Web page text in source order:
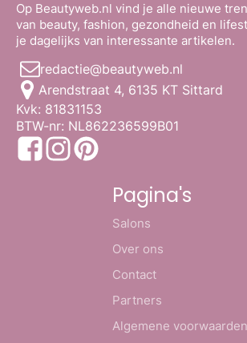
Op Beautyweb.nl vind je alle nieuwe
van beauty, fashion, gezondheid en
je dagelijks van interessante artikelen.
redactie@beautyweb.nl
Arendstraat 4, 6135 KT Sittard
Kvk: 81831153
BTW-nr: NL862236599B01
Pagina's
Salons
Over ons
Contact
Partners
Algemene voorwaarden